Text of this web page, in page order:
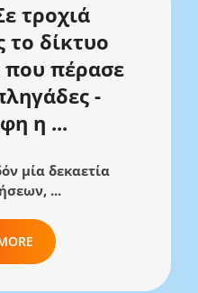
τροχιά
το δίκτυο
που πέρασε
-
η ...
μία δεκαετία
...